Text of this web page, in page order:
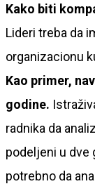
Kako biti
Lideri treba da
organizacionu
Kao primer,
godine.
radnika da
podeljeni u dve
potrebno da